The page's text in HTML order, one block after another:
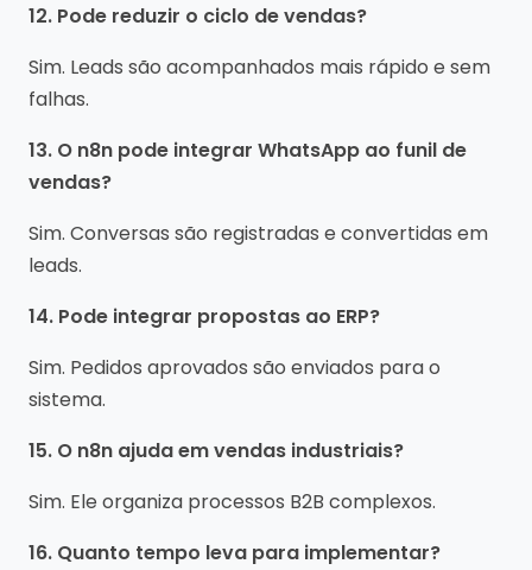
12. Pode reduzir o ciclo de vendas?
Sim. Leads são acompanhados mais rápido e sem
falhas.
13. O n8n pode integrar WhatsApp ao funil de
vendas?
Sim. Conversas são registradas e convertidas em
leads.
14. Pode integrar propostas ao ERP?
Sim. Pedidos aprovados são enviados para o
sistema.
15. O n8n ajuda em vendas industriais?
Sim. Ele organiza processos B2B complexos.
16. Quanto tempo leva para implementar?